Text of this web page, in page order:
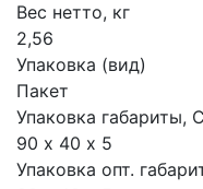
Вес нетто, кг
2,56
Упаковка (вид)
Пакет
Упаковка
90 х 40 х 5
Упаковка опт.